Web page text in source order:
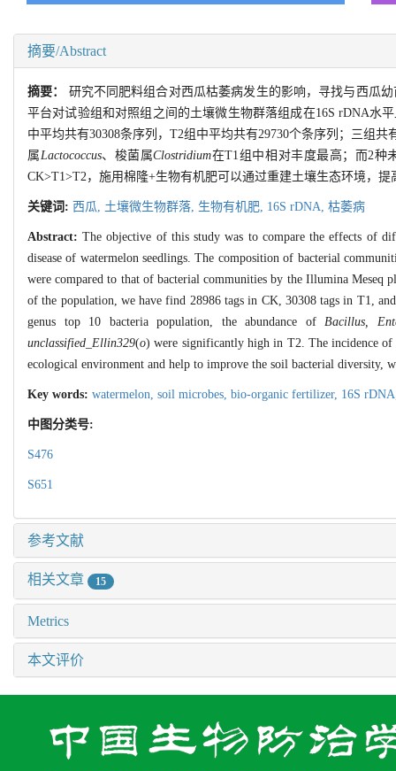
摘要/Abstract
摘要： 研究不同肥料组合对西瓜枯萎病发生的影响，寻找与西瓜
平台对试验组和对照组之间的土壤微生物群落组成在16S rDNA水
中平均共有30308条序列，T2组中平均共有29730个条序列；三组
属Lactococcus、梭菌属Clostridium在T1组中相对丰度最高；而2种
CK>T1>T2，施用棉隆+生物有机肥可以通过重建土壤生态环境，
关键词: 西瓜, 土壤微生物群落, 生物有机肥, 16S rDNA, 枯萎病
Abstract:The objective of this study was to compare the effects of
disease of watermelon seedlings. The composition of bacterial
were compared to that of bacterial communities by the Illumina Meseq
of the population, we have find 28986 tags in CK, 30308 tags in T1,
genus top 10 bacteria population, the abundance ofBacillus,
unclassified_Ellin329(o) were significantly high in T2. The incidence
ecological environment and help to improve the soil bacterial diversity,
Key words: watermelon, soil microbes, bio-organic fertilizer, 16S
中图分类号:
S476
S651
参考文献
相关文章 15
Metrics
本文评价